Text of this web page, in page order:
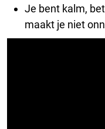
Je bent kalm,
maakt je niet